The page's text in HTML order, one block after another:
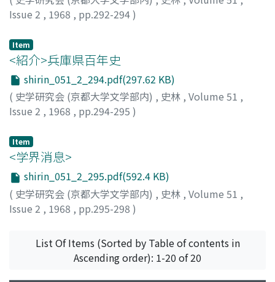
の全国的統一の趨勢は最終段階に進んでゐたことを明かに
Issue 2 , 1968 , pp.292-294)
Item
<紹介>兵庫県百年史
shirin_051_2_294.pdf(297.62 KB)
( 史学研究会 (京都大学文学部内) , 史林 , Volume 51 ,
Issue 2 , 1968 , pp.294-295 )
Item
<学界消息>
shirin_051_2_295.pdf(592.4 KB)
( 史学研究会 (京都大学文学部内) , 史林 , Volume 51 ,
Issue 2 , 1968 , pp.295-298 )
List Of Items (Sorted by Table of contents in
Ascending order): 1-20 of 20